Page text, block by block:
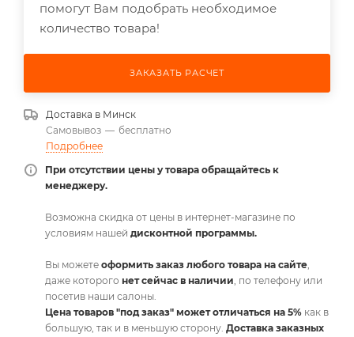
помогут Вам подобрать необходимое
количество товара!
ЗАКАЗАТЬ РАСЧЕТ
Доставка в Минск
Самовывоз — бесплатно
Подробнее
При отсутствии цены у товара обращайтесь к
менеджеру.
Возможна скидка от цены в интернет-магазине по
условиям нашей дисконтной программы.
Вы можете оформить заказ любого товара на сайте,
даже которого нет сейчас в наличии, по телефону или
посетив наши салоны.
Цена товаров "под заказ" может отличаться на 5% как в
большую, так и в меньшую сторону. Доставка заказных